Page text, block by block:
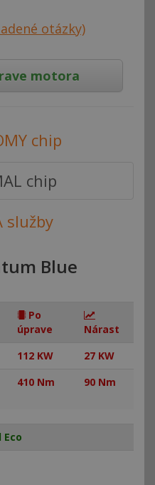
otázky)
motora
chip
chip
služby
Blue
Po
úprave
Nárast
112 KW
27 KW
410 Nm 90 Nm